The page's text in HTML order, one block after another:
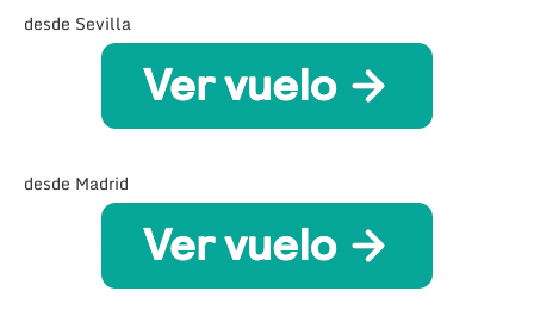
desde Sevilla
desde Madrid